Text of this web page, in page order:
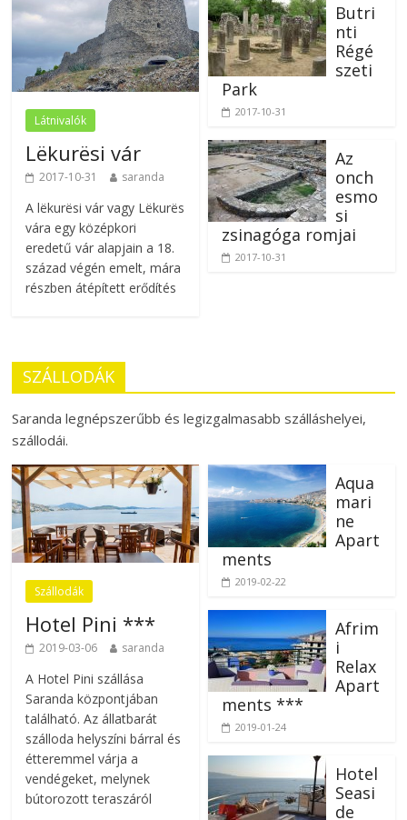
Látnivalók
Lëkurësi vár
2017-10-31 saranda
A lëkurësi vár vagy Lëkurës
vára egy középkori
eredetű vár alapjain a 18.
század végén emelt, mára
részben átépített erődítés
Butri
nti
Régé
szeti
Park
2017-10-31
Az
onch
esmo
si
zsinagóga romjai
2017-10-31
SZÁLLODÁK
Saranda legnépszerűbb és legizgalmasabb szálláshelyei,
szállodái.
Szállodák
Hotel Pini ***
2019-03-06 saranda
A Hotel Pini szállása
Saranda központjában
található. Az állatbarát
szálloda helyszíni bárral és
étteremmel várja a
vendégeket, melynek
bútorozott teraszáról
Aqua
mari
ne
Apart
ments
2019-02-22
Afrim
i
Relax
Apart
ments ***
2019-01-24
Hotel
Seasi
de